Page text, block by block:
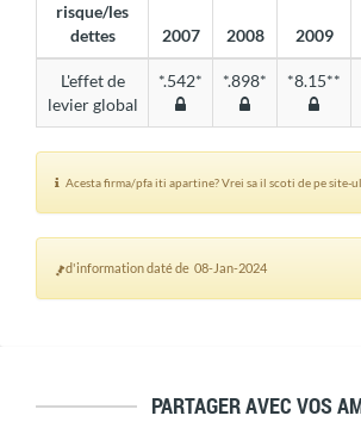
risque/les
dettes
2007 2008 2009
L'effet de
levier global
*.542* *.898* *8.15**
Acesta firma/pfa iti apartine? Vrei sa il scoti de pe site-
d'information daté de 08-Jan-2024
PARTAGER AVEC VOS